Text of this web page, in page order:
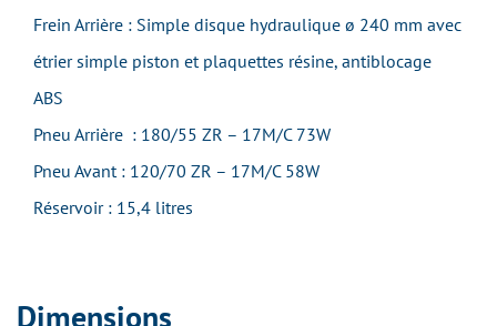
Frein Arrière : Simple disque hydraulique ø 240 mm avec
étrier simple piston et plaquettes résine, antiblocage
ABS
Pneu Arrière : 180/55 ZR – 17M/C 73W
Pneu Avant : 120/70 ZR – 17M/C 58W
Réservoir : 15,4 litres
Dimensions